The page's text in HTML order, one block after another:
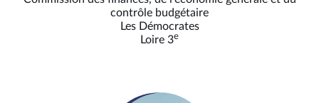
contrôle budgétaire
Les Démocrates
Loire 3e